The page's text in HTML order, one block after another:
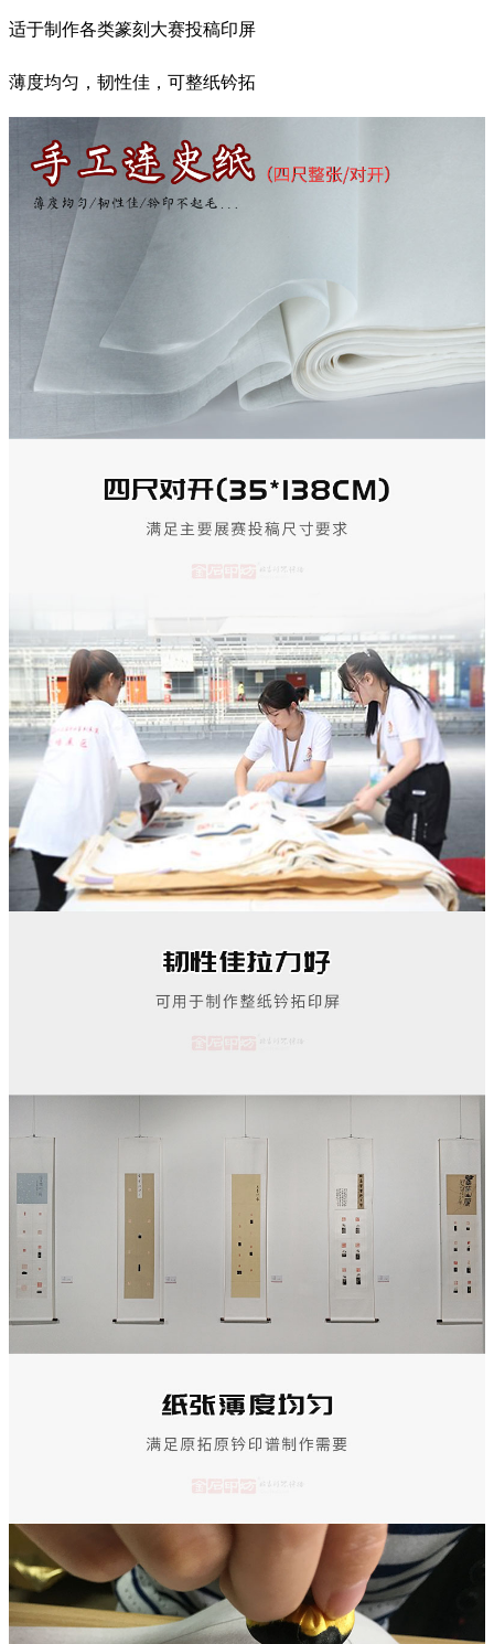
适于制作各类篆刻大赛投稿印屏
薄度均匀，韧性佳，可整纸钤拓